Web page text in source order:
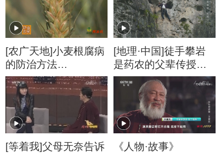
[农广天地]小麦根腐病
的防治方法
20180416
[地理·中国]徒手攀岩
是药农的父辈传授下
来的绝技
[等着我]父母无奈告诉
《人物·故事》